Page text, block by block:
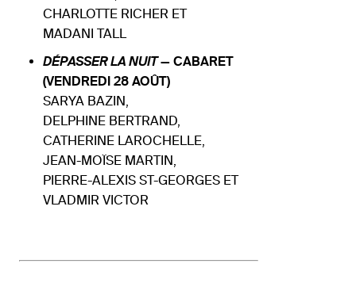
CHARLOTTE RICHER ET
MADANI TALL
DÉPASSER LA NUIT— CABARET
(VENDREDI 28 AOÛT)
SARYA BAZIN,
DELPHINE BERTRAND,
CATHERINE LAROCHELLE,
JEAN-MOÏSE MARTIN,
PIERRE-ALEXIS ST-GEORGES ET
VLADMIR VICTOR